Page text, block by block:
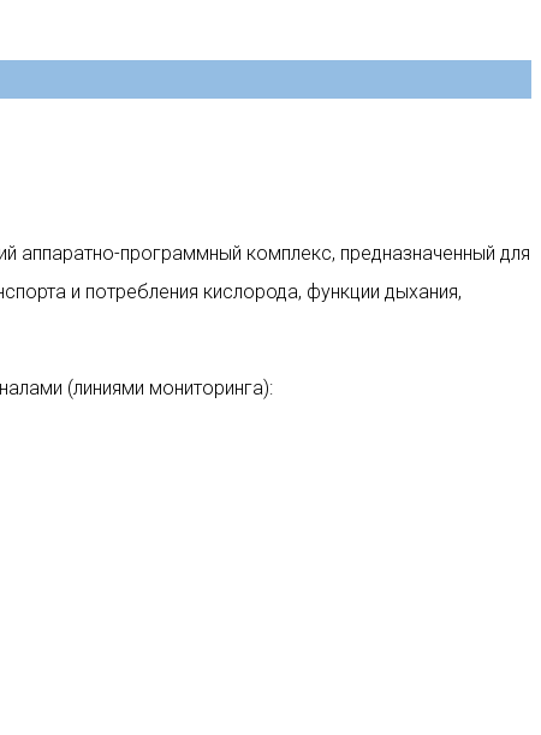
аппаратно-программный комплекс, предназначенный для
и потребления кислорода, функции дыхания,
(линиями мониторинга):